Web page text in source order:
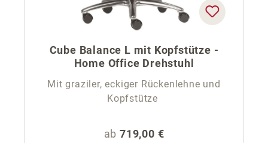
Cube Balance L mit Kopfstütze -
Home Office Drehstuhl
Mit graziler, eckiger Rückenlehne und
Kopfstütze
Regulärer Preis:
ab 719,00 €